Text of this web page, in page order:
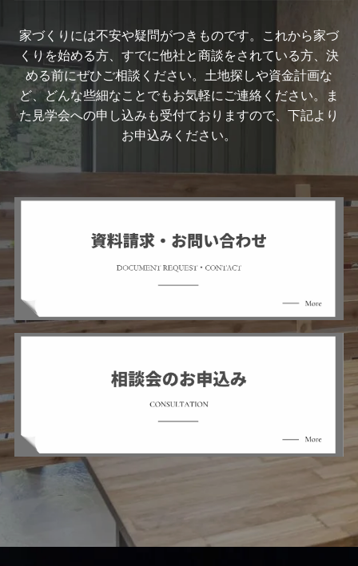
家づくりには不安や疑問がつきものです。これから家づ
くりを始める方、すでに他社と商談をされている方、決
める前にぜひご相談ください。土地探しや資金計画な
ど、どんな些細なことでもお気軽にご連絡ください。ま
た見学会への申し込みも受付ておりますので、下記より
お申込みください。